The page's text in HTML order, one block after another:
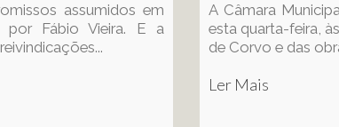
assumidos em
por Fábio Vieira. E a
A Câmara
esta quarta-feira,
de Corvo e das
Ler Mais